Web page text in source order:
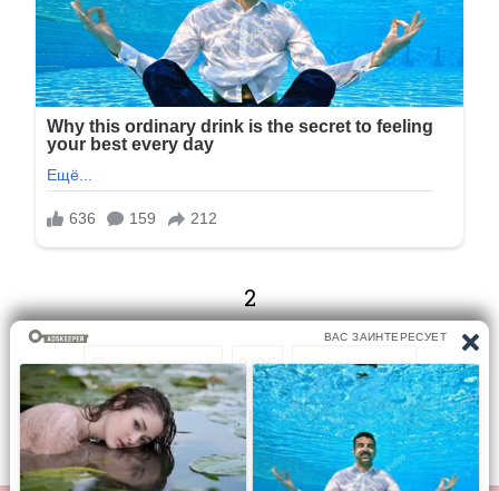
2
Предыдущая 2/95 Следующая
Перейти на страницу: